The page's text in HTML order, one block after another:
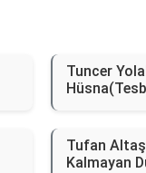
Tuncer
Tufan
Kalmayan